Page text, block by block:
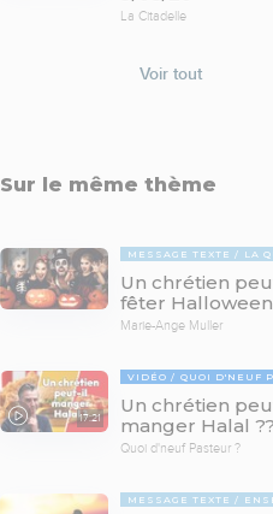
La Citadelle
Voir tout
Sur le même thème
MESSAGE TEXTE LA
Un chrétien
fêter
Marie-Ange Muller
17:21
VIDÉO QUOI D'NEUF
Un chrétien
manger Halal
Quoi d'neuf Pasteur ?
MESSAGE TEXTE